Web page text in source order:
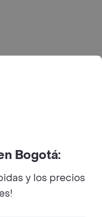
Bogotá:
y los precios